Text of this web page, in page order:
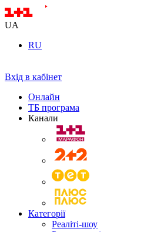
UA
RU
Вхід в кабінет
Онлайн
ТБ програма
Канали
Категорії
Реаліті-шоу